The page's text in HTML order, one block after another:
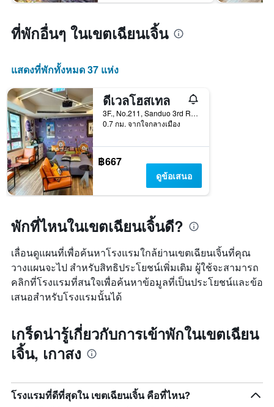
ที่พักอื่นๆ ในเขตเฉียนเจิ้น
แสดงที่พักทั้งหมด 37 แห่ง
ดีเวลโฮสเทล
3F., No.211, Sanduo 3rd Rd, เกาสง, ไต้หวัน
0.7 กม. จากใจกลางเมือง
฿667
ดูข้อเสนอ
พักที่ไหนในเขตเฉียนเจิ้นดี?
เลื่อนดูแผนที่เพื่อค้นหาโรงแรมใกล้ย่านเขตเฉียนเจิ้นที่คุณ
วางแผนจะไป สำหรับสิทธิประโยชน์เพิ่มเติม ผู้ใช้จะสามารถ
คลิกที่โรงแรมที่สนใจเพื่อค้นหาข้อมูลที่เป็นประโยชน์และข้อ
เสนอสำหรับโรงแรมนั้นได้
เกร็ดน่ารู้เกี่ยวกับการเข้าพักในเขตเฉียน
เจิ้น, เกาสง
โรงแรมที่ดีที่สุดใน เขตเฉียนเจิ้น คือที่ไหน?